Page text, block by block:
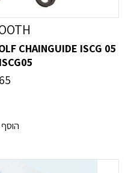
CHAINGUIDE ISCG 05